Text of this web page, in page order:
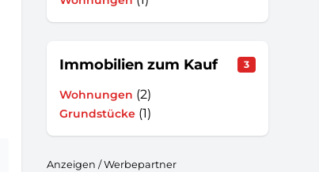
Immobilien zum Kauf 3
Wohnungen (2)
Grundstücke (1)
Anzeigen / Werbepartner